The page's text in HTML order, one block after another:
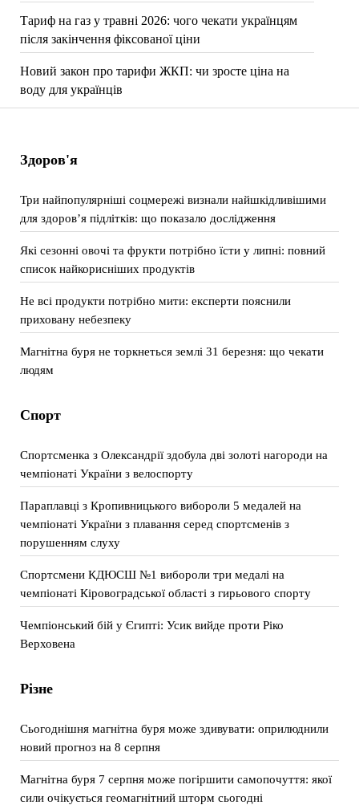
Тариф на газ у травні 2026: чого чекати українцям
після закінчення фіксованої ціни
Новий закон про тарифи ЖКП: чи зросте ціна на
воду для українців
Здоров'я
Три найпопулярніші соцмережі визнали найшкідливішими
для здоров’я підлітків: що показало дослідження
Які сезонні овочі та фрукти потрібно їсти у липні: повний
список найкорисніших продуктів
Не всі продукти потрібно мити: експерти пояснили
приховану небезпеку
Магнітна буря не торкнеться землі 31 березня: що чекати
людям
Спорт
Спортсменка з Олександрії здобула дві золоті нагороди на
чемпіонаті України з велоспорту
Параплавці з Кропивницького вибороли 5 медалей на
чемпіонаті України з плавання серед спортсменів з
порушенням слуху
Спортсмени КДЮСШ №1 вибороли три медалі на
чемпіонаті Кіровоградської області з гирьового спорту
Чемпіонський бій у Єгипті: Усик вийде проти Ріко
Верховена
Різне
Сьогоднішня магнітна буря може здивувати: оприлюднили
новий прогноз на 8 серпня
Магнітна буря 7 серпня може погіршити самопочуття: якої
сили очікується геомагнітний шторм сьогодні